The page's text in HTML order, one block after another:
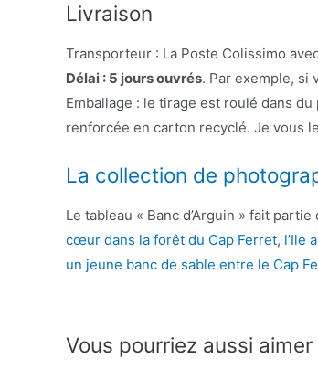
Livraison
Transporteur : La Poste Colissimo
Délai : 5 jours ouvrés. Par exemple, si
Emballage : le tirage est roulé dans
renforcée en carton recyclé. Je vous
La collection de
Le tableau « Banc d’Arguin » fait partie
cœur dans la forêt du Cap Ferret, l’Ile
un jeune banc de sable entre le Cap
Vous pourriez aussi aimer